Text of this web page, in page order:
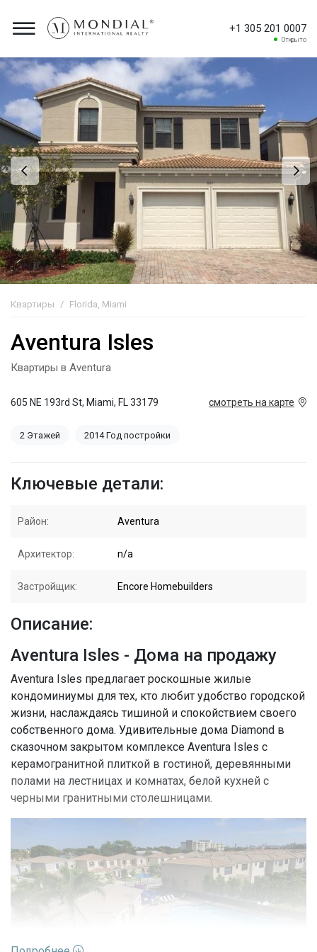
+1 305 201 0007
Открыто
Квартиры Florida, Miami
Aventura Isles
Квартиры в Aventura
605 NE 193rd St, Miami, FL 33179 смотреть на карте
2 Этажей 2014 Год постройки
Ключевые детали:
Район: Aventura
Архитектор: n/a
Застройщик: Encore Homebuilders
Описание:
Aventura Isles - Дома на продажу
Aventura Isles предлагает роскошные жилые
кондоминиумы для тех, кто любит удобство городской
жизни, наслаждаясь тишиной и спокойствием своего
собственного дома. Удивительные дома Diamond в
сказочном закрытом комплексе Aventura Isles с
керамогранитной плиткой в гостиной, деревянными
полами на лестницах и комнатах, белой кухней с
черными гранитными столешницами.